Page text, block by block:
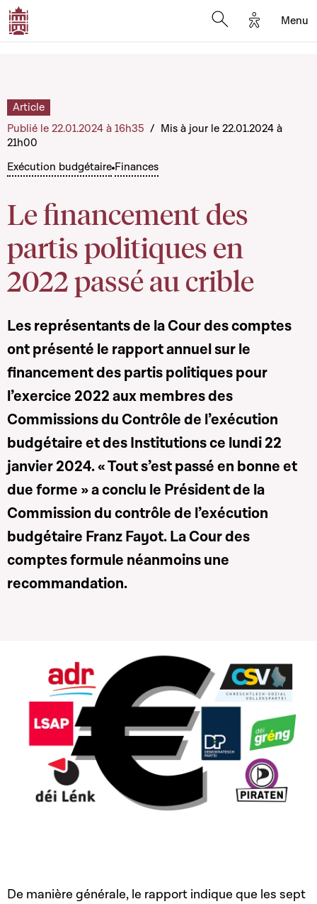
Options
Menu
Exécution budgétaire Finances
Le financement des
partis politiques en
2022 passé au crible
Article
Publié le 22.01.2024 à 16h35 / Mis à jour le 22.01.2024 à
21h00
Les représentants de la Cour des comptes
ont présenté le rapport annuel sur le
financement des partis politiques pour
l’exercice 2022 aux membres des
Commissions du Contrôle de l’exécution
budgétaire et des Institutions ce lundi 22
janvier 2024. « Tout s’est passé en bonne et
due forme » a conclu le Président de la
Commission du contrôle de l’exécution
budgétaire Franz Fayot. La Cour des
comptes formule néanmoins une
recommandation.
De manière générale, le rapport indique que les sept